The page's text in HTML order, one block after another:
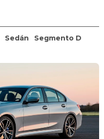
Sedán
Segmento D